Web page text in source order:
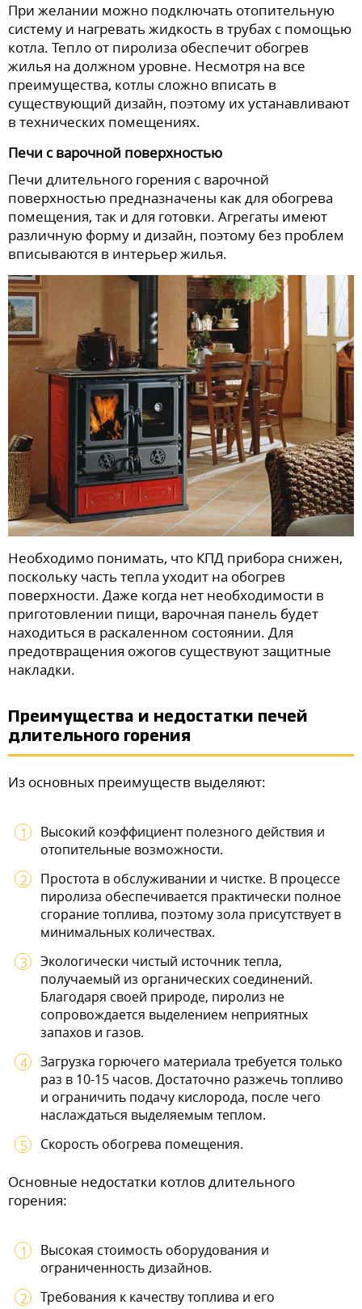
При желании можно подключать отопительную
систему и нагревать жидкость в трубах с помощью
котла. Тепло от пиролиза обеспечит обогрев
жилья на должном уровне. Несмотря на все
преимущества, котлы сложно вписать в
существующий дизайн, поэтому их устанавливают
в технических помещениях.
Печи с варочной поверхностью
Печи длительного горения с варочной
поверхностью предназначены как для обогрева
помещения, так и для готовки. Агрегаты имеют
различную форму и дизайн, поэтому без проблем
вписываются в интерьер жилья.
Необходимо понимать, что КПД прибора снижен,
поскольку часть тепла уходит на обогрев
поверхности. Даже когда нет необходимости в
приготовлении пищи, варочная панель будет
находиться в раскаленном состоянии. Для
предотвращения ожогов существуют защитные
накладки.
Преимущества и недостатки печей
длительного горения
Из основных преимуществ выделяют:
Высокий коэффициент полезного действия и
отопительные возможности.
Простота в обслуживании и чистке. В процессе
пиролиза обеспечивается практически полное
сгорание топлива, поэтому зола присутствует в
минимальных количествах.
Экологически чистый источник тепла,
получаемый из органических соединений.
Благодаря своей природе, пиролиз не
сопровождается выделением неприятных
запахов и газов.
Загрузка горючего материала требуется только
раз в 10-15 часов. Достаточно разжечь топливо
и ограничить подачу кислорода, после чего
наслаждаться выделяемым теплом.
Скорость обогрева помещения.
Основные недостатки котлов длительного
горения:
Высокая стоимость оборудования и
ограниченность дизайнов.
Требования к качеству топлива и его